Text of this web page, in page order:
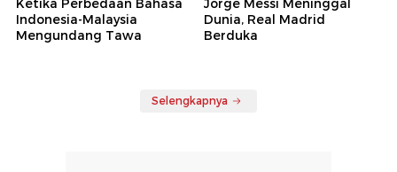
Indonesia-Malaysia
Mengundang Tawa
Dunia, Real Madrid
Berduka
Selengkapnya